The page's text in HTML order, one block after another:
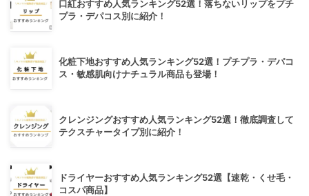
口紅おすすめ人気ランキング52選！落ちないリップをプチ
プラ・デパコス別に紹介！
化粧下地おすすめ人気ランキング52選！プチプラ・デパコ
ス・敏感肌向けナチュラル商品も登場！
クレンジングおすすめ人気ランキング52選！徹底調査して
テクスチャータイプ別に紹介！
ドライヤーおすすめ人気ランキング52選【速乾・くせ毛・
コスパ商品】